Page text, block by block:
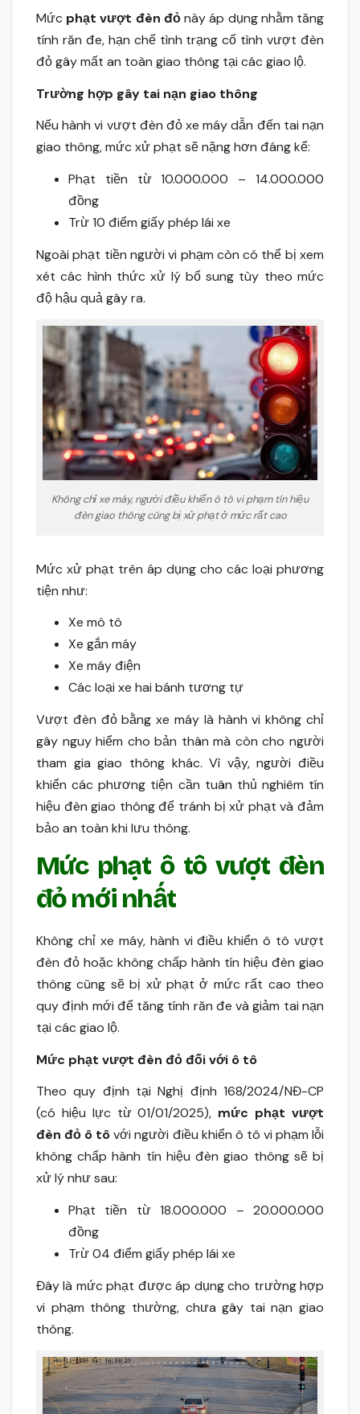
Mức phạt vượt đèn đỏnày áp dụng nhằm tăng
tính răn đe, hạn chế tình trạng cố tình vượt đèn
đỏ gây mất an toàn giao thông tại các giao lộ.
Trường hợp gây tai nạn giao thông
Nếu hành vi vượt đèn đỏ xe máy dẫn đến tai nạn
giao thông, mức xử phạt sẽ nặng hơn đáng kể:
Phạt tiền từ 10.000.000 – 14.000.000
đồng
Trừ 10 điểm giấy phép lái xe
Ngoài phạt tiền người vi phạm còn có thể bị xem
xét các hình thức xử lý bổ sung tùy theo mức
độ hậu quả gây ra.
Không chỉ xe máy, người điều khiển ô tô vi phạm tín hiệu
đèn giao thông cũng bị xử phạt ở mức rất cao
Mức xử phạt trên áp dụng cho các loại phương
tiện như:
Xe mô tô
Xe gắn máy
Xe máy điện
Các loại xe hai bánh tương tự
Vượt đèn đỏ bằng xe máy là hành vi không chỉ
gây nguy hiểm cho bản thân mà còn cho người
tham gia giao thông khác. Vì vậy, người điều
khiển các phương tiện cần tuân thủ nghiêm tín
hiệu đèn giao thông để tránh bị xử phạt và đảm
bảo an toàn khi lưu thông.
Mức phạt ô tô vượt đèn
đỏ mới nhất
Không chỉ xe máy, hành vi điều khiển ô tô vượt
đèn đỏ hoặc không chấp hành tín hiệu đèn giao
thông cũng sẽ bị xử phạt ở mức rất cao theo
quy định mới để tăng tính răn đe và giảm tai nạn
tại các giao lộ.
Mức phạt vượt đèn đỏ đối với ô tô
Theo quy định tại Nghị định 168/2024/NĐ-CP
(có hiệu lực từ 01/01/2025), mức phạt vượt
đèn đỏ ô tôvới người điều khiển ô tô vi phạm lỗi
không chấp hành tín hiệu đèn giao thông sẽ bị
xử lý như sau:
Phạt tiền từ 18.000.000 – 20.000.000
đồng
Trừ 04 điểm giấy phép lái xe
Đây là mức phạt được áp dụng cho trường hợp
vi phạm thông thường, chưa gây tai nạn giao
thông.